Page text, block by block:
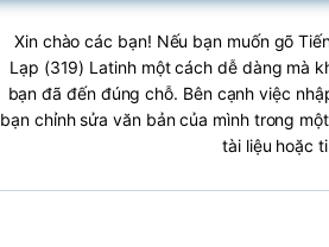
Xin chào các bạn! Nếu bạn muốn gõ
Lạp (319) Latinh một cách dễ dàng mà
bạn đã đến đúng chỗ. Bên cạnh việc
bạn chỉnh sửa văn bản của mình trong
tài liệu hoặc